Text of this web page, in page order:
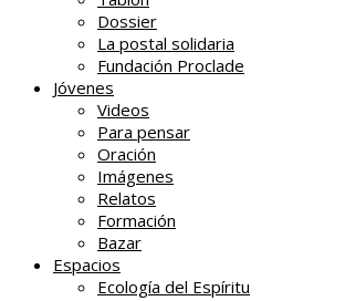
Dossier
La postal solidaria
Fundación Proclade
Jóvenes
Videos
Para pensar
Oración
Imágenes
Relatos
Formación
Bazar
Espacios
Ecología del Espíritu